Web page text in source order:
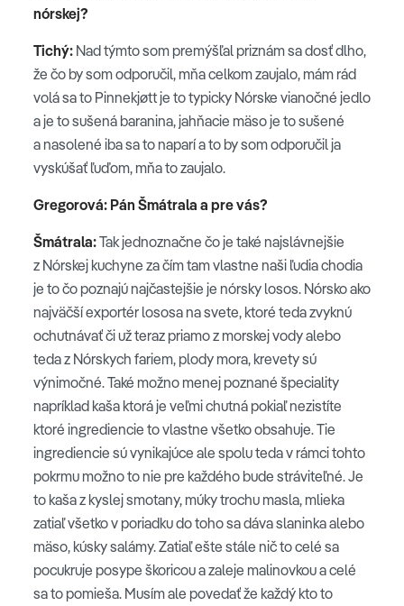
nórskej?
Tichý: Nad týmto som premýšľal priznám sa dosť dlho,
že čo by som odporučil, mňa celkom zaujalo, mám rád
volá sa to Pinnekjøtt je to typicky Nórske vianočné jedlo
a je to sušená baranina, jahňacie mäso je to sušené
a nasolené iba sa to naparí a to by som odporučil ja
vyskúšať ľuďom, mňa to zaujalo.
Gregorová: Pán Šmátrala a pre vás?
Šmátrala:Tak jednoznačne čo je také najslávnejšie
z Nórskej kuchyne za čím tam vlastne naši ľudia chodia
je to čo poznajú najčastejšie je nórsky losos. Nórsko ako
najväčší exportér lososa na svete, ktoré teda zvyknú
ochutnávať či už teraz priamo z morskej vody alebo
teda z Nórskych fariem, plody mora, krevety sú
výnimočné. Také možno menej poznané špeciality
napríklad kaša ktorá je veľmi chutná pokiaľ nezistíte
ktoré ingrediencie to vlastne všetko obsahuje. Tie
ingrediencie sú vynikajúce ale spolu teda v rámci tohto
pokrmu možno to nie pre každého bude stráviteľné. Je
to kaša z kyslej smotany, múky trochu masla, mlieka
zatiaľ všetko v poriadku do toho sa dáva slaninka alebo
mäso, kúsky salámy. Zatiaľ ešte stále nič to celé sa
pocukruje posype škoricou a zaleje malinovkou a celé
sa to pomieša. Musím ale povedať že každý kto to